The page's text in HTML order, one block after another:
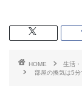
HOME
生活
部屋の換気は5